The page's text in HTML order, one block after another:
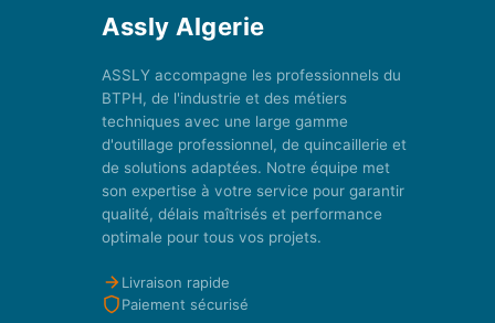
Assly Algerie
ASSLY accompagne les professionnels du
BTPH, de l'industrie et des métiers
techniques avec une large gamme
d'outillage professionnel, de quincaillerie et
de solutions adaptées. Notre équipe met
son expertise à votre service pour garantir
qualité, délais maîtrisés et performance
optimale pour tous vos projets.
Livraison rapide
Paiement sécurisé